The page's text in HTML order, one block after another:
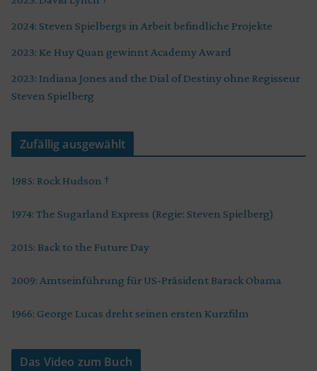
2024: Steven Spielbergs in Arbeit befindliche Projekte
2023: Ke Huy Quan gewinnt Academy Award
2023: Indiana Jones and the Dial of Destiny ohne Regisseur
Steven Spielberg
Zufällig ausgewählt
1985: Rock Hudson †
1974: The Sugarland Express (Regie: Steven Spielberg)
2015: Back to the Future Day
2009: Amtseinführung für US-Präsident Barack Obama
1966: George Lucas dreht seinen ersten Kurzfilm
Das Video zum Buch